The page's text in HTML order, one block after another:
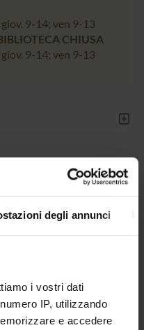
degli annunci
i vostri dati
IP, utilizzando
e accedere
9-14; ven 9-13
CHIUSA
9-14; ven 9-13